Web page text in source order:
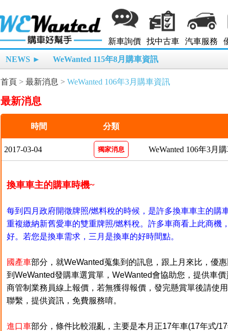
新車詢價 找中古車 汽車服務
NEWS ► WeWanted 115年8月購車資訊
首頁 > 最新消息 > WeWanted 106年3月購車資訊
最新消息
時間 分類
2017-03-04 獨家消息 WeWanted 106年3月
換車車主的購車時機~
每到四月政府開徵牌照/燃料稅的時候，是許多換車車主的購
重複繳納新舊愛車的雙重牌照/燃料稅。許多車商看上此商機
好。若您是換車需求，三月是換車的好時間點。
國產車部分，就WeWanted蒐集到的訊息，跟上月來比，優
到WeWanted發購車選賞單，WeWanted會協助您，提供車
商管制業務員線上報價，若無獲得報價，發完懸賞單後請使用
聯繫，提供資訊，免費服務唷。
進口車部分，條件比較混亂，主要是本月正17年車(17年式/